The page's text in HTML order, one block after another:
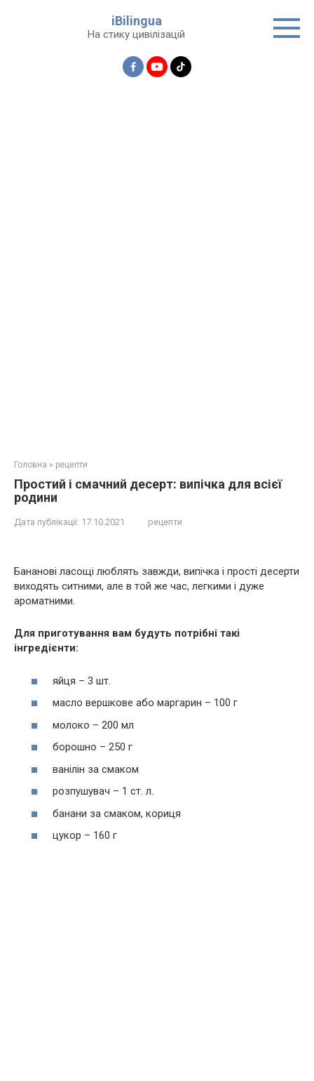
iBilingua
На стику цивілізацій
Головна » рецепти
Простий і смачний десерт: випічка для всієї
родини
Дата публікації: 17.10.2021 рецепти
Бананові ласощі люблять завжди, випічка і прості десерти
виходять ситними, але в той же час, легкими і дуже
ароматними.
Для приготування вам будуть потрібні такі
інгредієнти:
яйця – 3 шт.
масло вершкове або маргарин – 100 г
молоко – 200 мл
борошно – 250 г
ванілін за смаком
розпушувач – 1 ст. л.
банани за смаком, кориця
цукор – 160 г